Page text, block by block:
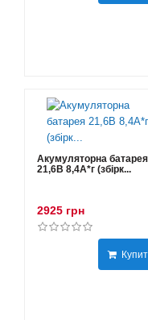
Акумуляторна батарея
21,6В 8,4A*г (збірк...
2925 грн